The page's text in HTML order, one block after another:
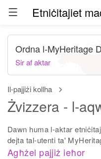
Il-pajjiżi kollha
Żvizzera - l-
Dawn huma l-aktar
dejta tal-utenti ta'
Agħżel pajjiż ieħor
Ordna l-MyHeritage
Sir af aktar